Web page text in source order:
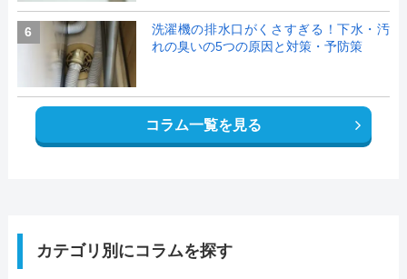
6
洗濯機の排水口がくさすぎる！下水・汚
れの臭いの5つの原因と対策・予防策
コラム一覧を見る
カテゴリ別にコラムを探す